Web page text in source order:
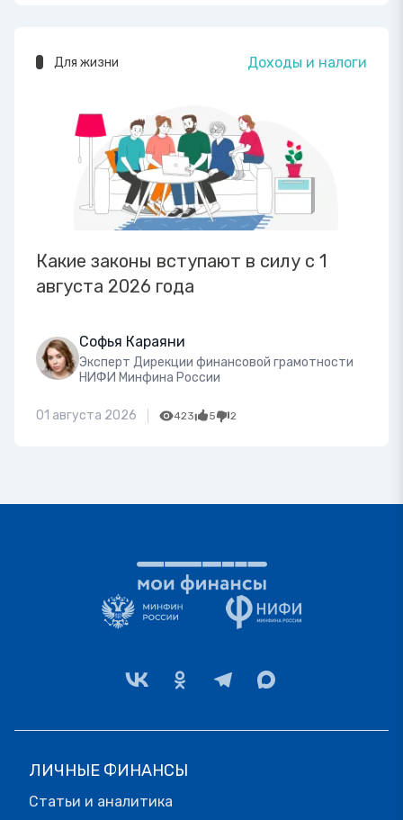
Для жизни Доходы и налоги
Какие законы вступают в силу с 1
августа 2026 года
Софья Караяни
Эксперт Дирекции финансовой грамотности
НИФИ Минфина России
01 августа 2026 423 5 2
ЛИЧНЫЕ ФИНАНСЫ
Статьи и аналитика